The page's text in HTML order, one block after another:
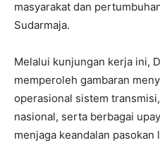
masyarakat dan
Sudarmaja.
Melalui kunjungan kerja ini,
memperoleh gambaran
operasional sistem
nasional, serta berbagai
menjaga keandalan